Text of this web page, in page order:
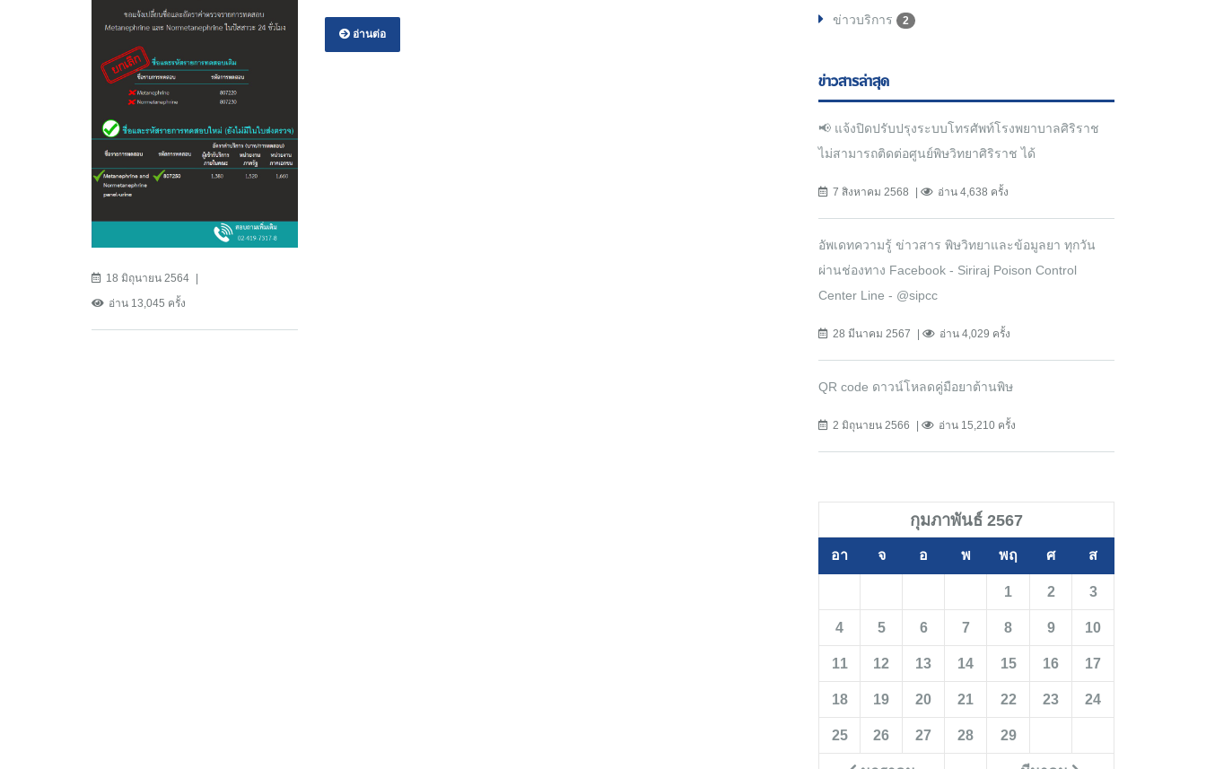
18 มิถุนายน 2564
อ่าน 13,045 ครั้ง
อ่านต่อ
ข่าวบริการ 2
ข่าวสารล่าสุด
📢 แจ้งปิดปรับปรุงระบบโทรศัพท์โรงพยาบาลศิริราช
ไม่สามารถติดต่อศูนย์พิษวิทยาศิริราช ได้
7 สิงหาคม 2568 อ่าน 4,638 ครั้ง
อัพเดทความรู้ ข่าวสาร พิษวิทยาและข้อมูลยา ทุกวัน
ผ่านช่องทาง Facebook - Siriraj Poison Control
Center Line - @sipcc
28 มีนาคม 2567 อ่าน 4,029 ครั้ง
QR code ดาวน์โหลดคู่มือยาต้านพิษ
2 มิถุนายน 2566 อ่าน 15,210 ครั้ง
กุมภาพันธ์ 2567
อา จ อ พ พฤ ศ ส
1 2 3
4 5 6 7 8 9 10
11 12 13 14 15 16 17
18 19 20 21 22 23 24
25 26 27 28 29